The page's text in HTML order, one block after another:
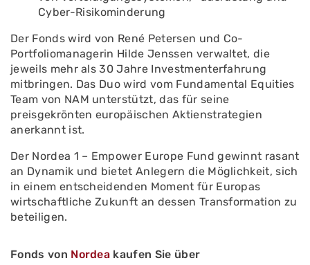
Cyber-Risikominderung
Der Fonds wird von René Petersen und Co-
Portfoliomanagerin Hilde Jenssen verwaltet, die
jeweils mehr als 30 Jahre Investmenterfahrung
mitbringen. Das Duo wird vom Fundamental Equities
Team von NAM unterstützt, das für seine
preisgekrönten europäischen Aktienstrategien
anerkannt ist.
Der Nordea 1 – Empower Europe Fund gewinnt rasant
an Dynamik und bietet Anlegern die Möglichkeit, sich
in einem entscheidenden Moment für Europas
wirtschaftliche Zukunft an dessen Transformation zu
beteiligen.
Fonds von Nordea kaufen Sie über